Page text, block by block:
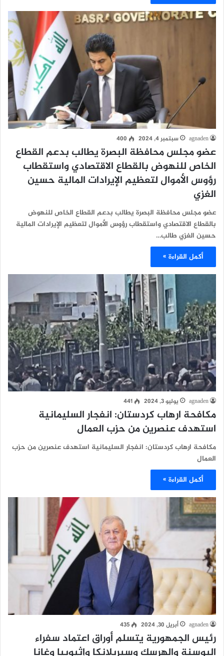
agnaden سبتمبر 4, 2024 400
عضو مجلس محافظة البصرة يطالب بدعم القطاع
الخاص للنهوض بالقطاع الاقتصادي واستقطاب
رؤوس الأموال لتعظيم الإيرادات المالية حسين
الغزي
عضو مجلس محافظة البصرة يطالب بدعم القطاع الخاص للنهوض
بالقطاع الاقتصادي واستقطاب رؤوس الأموال لتعظيم الإيرادات المالية
حسين الغزي طالب…
أكمل القراءة »
agnaden يوليو 3, 2024 441
مكافحة ارهاب كردستان: انفجار السليمانية
استهدف عنصرين من حزب العمال
مكافحة ارهاب كردستان: انفجار السليمانية استهدف عنصرين من حزب
العمال
أكمل القراءة »
agnaden أبريل 30, 2024 435
رئيس الجمهورية يتسلم أوراق اعتماد سفراء